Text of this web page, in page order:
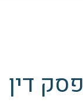
פסק דין